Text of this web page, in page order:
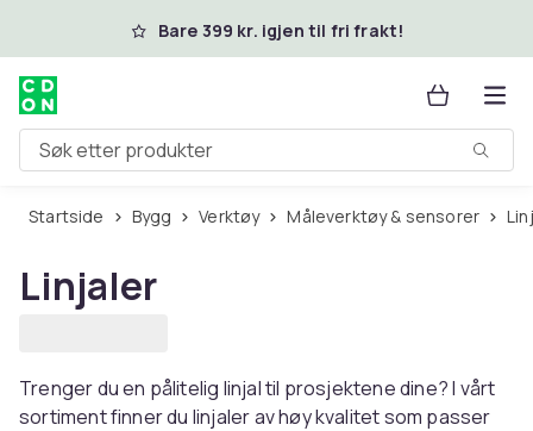
Hopp til hovedinnholdBare 399 kr. igjen til fri frakt!
Søk etter produkter
Startside Bygg Verktøy Måleverktøy & sensorer
Linjaler
Trenger du en pålitelig linjal til prosjektene dine? I vårt
sortiment finner du linjaler av høy kvalitet som passer